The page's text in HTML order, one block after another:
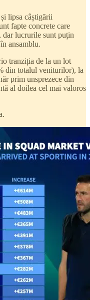
lipsa câștigării
fapte concrete care
dar lucrurile sunt puțin
ansamblu.
tranziția de la un lot
din totalul veniturilor), la
prim unsprezece din
al doilea cel mai valoros